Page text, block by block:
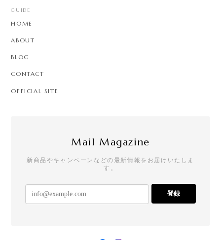
GUIDE
HOME
ABOUT
BLOG
CONTACT
OFFICIAL SITE
Mail Magazine
新商品やキャンペーンなどの最新情報をお届けいたしま
す。
登録